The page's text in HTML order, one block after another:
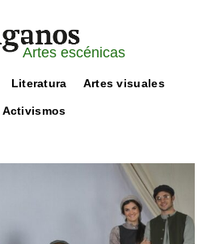
Artes escénicas
Literatura Artes visuales
Activismos